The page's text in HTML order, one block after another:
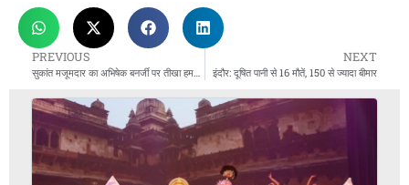
PREVIOUS
सुकांत मजूमदार का अभिषेक बनर्जी पर तीखा हमला; कहा- ‘TMC को ऑक्सीजन सिलेंडर लेकर घूमना पड़ेगा’
NEXT
इंदौर: दूषित पानी से 16 मौतें, 150 से ज्यादा बीमार